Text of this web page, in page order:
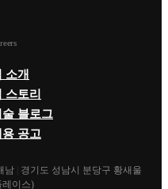
소개
스토리
술 블로그
용 공고
남
경기도 성남시 분당구 황새울
레이스)